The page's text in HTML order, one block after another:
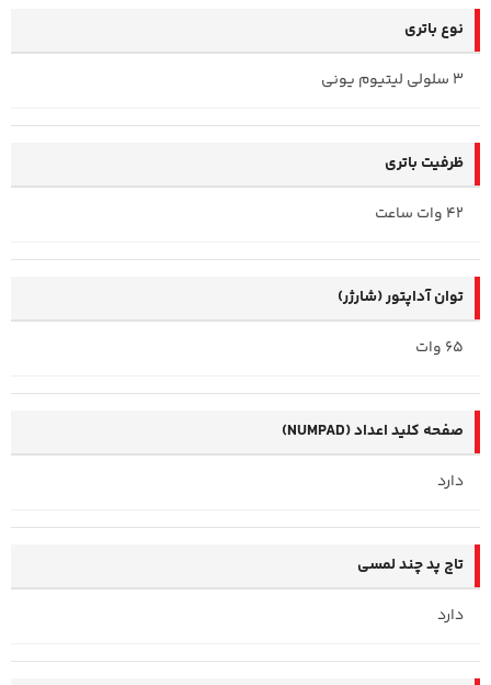
نوع باتری
3 سلولی لیتیوم یونی
ظرفیت باتری
42 وات ساعت
توان آداپتور (شارژر)
65 وات
صفحه کلید اعداد (NUMPAD)
دارد
تاچ پد چند لمسی
دارد